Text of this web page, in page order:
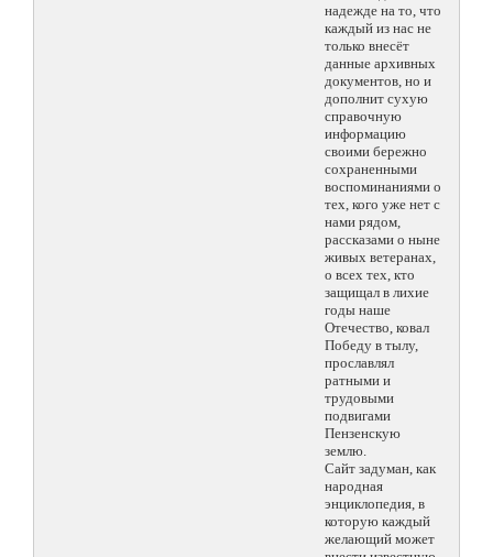
надежде на то, что
каждый из нас не
только внесёт
данные архивных
документов, но и
дополнит сухую
справочную
информацию
своими бережно
сохраненными
воспоминаниями о
тех, кого уже нет с
нами рядом,
рассказами о ныне
живых ветеранах,
о всех тех, кто
защищал в лихие
годы наше
Отечество, ковал
Победу в тылу,
прославлял
ратными и
трудовыми
подвигами
Пензенскую
землю.
Сайт задуман, как
народная
энциклопедия, в
которую каждый
желающий может